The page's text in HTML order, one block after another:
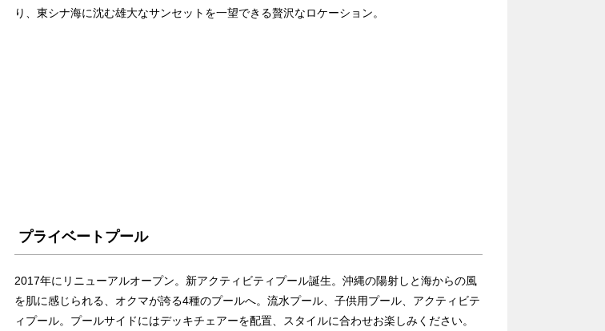
り、東シナ海に沈む雄大なサンセットを一望できる贅沢なロケーション。
プライベートプール
2017年にリニューアルオープン。新アクティビティプール誕生。沖縄の陽射しと海からの風
を肌に感じられる、オクマが誇る4種のプールへ。流水プール、子供用プール、アクティビテ
ィプール。プールサイドにはデッキチェアーを配置、スタイルに合わせお楽しみください。